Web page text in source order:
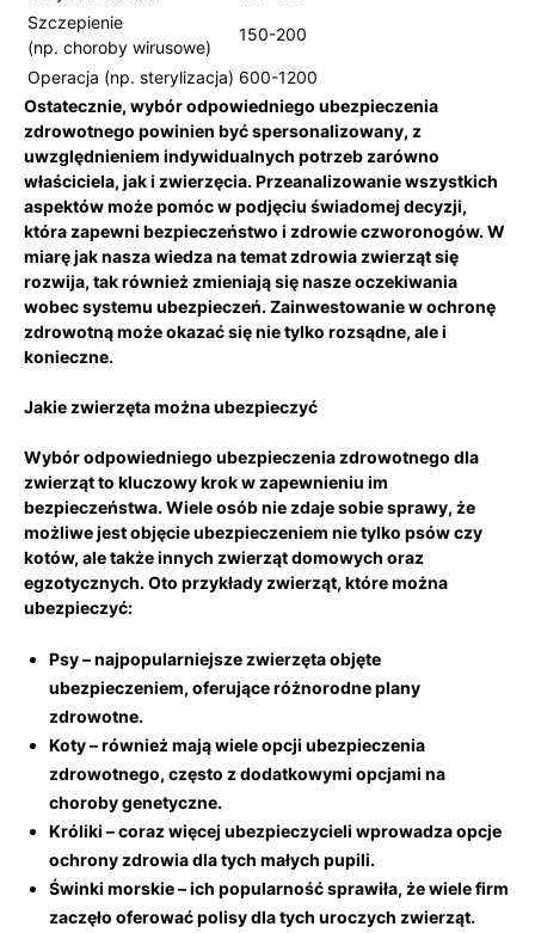
Szczepienie
(np. choroby wirusowe)
150-200
Operacja (np. sterylizacja) 600-1200
Ostatecznie,‍ wybór⁤ odpowiedniego ubezpieczenia
zdrowotnego powinien‌ być spersonalizowany,‌ z
uwzględnieniem indywidualnych potrzeb zarówno
właściciela, jak i zwierzęcia. Przeanalizowanie wszystkich
aspektów może pomóc w⁢ podjęciu świadomej decyzji,
która zapewni‌ bezpieczeństwo i zdrowie czworonogów. W
miarę jak⁤ nasza wiedza na temat ‌zdrowia‌ zwierząt się
⁤rozwija, tak również zmieniają się nasze oczekiwania
wobec systemu ubezpieczeń. Zainwestowanie w⁢ ochronę
zdrowotną może okazać się nie tylko rozsądne, ale i
konieczne.
Jakie zwierzęta można ubezpieczyć
Wybór odpowiedniego ubezpieczenia zdrowotnego dla
zwierząt to kluczowy ⁣krok w zapewnieniu im
bezpieczeństwa. Wiele osób nie zdaje sobie‍ sprawy, że
możliwe jest objęcie ubezpieczeniem⁤ nie ‍tylko psów czy
kotów, ale⁤ także innych zwierząt domowych⁣ oraz
egzotycznych. Oto przykłady‌ zwierząt, które można
ubezpieczyć:
Psy– najpopularniejsze zwierzęta objęte
ubezpieczeniem, oferujące⁣ różnorodne plany
zdrowotne.
Koty– również⁤ mają wiele opcji ubezpieczenia
zdrowotnego, często z dodatkowymi opcjami na
choroby ⁣genetyczne.
Króliki – coraz⁤ więcej ubezpieczycieli wprowadza opcje
ochrony zdrowia dla ‍tych małych pupili.
Świnki morskie– ich popularność sprawiła, że wiele firm
zaczęło oferować polisy dla tych uroczych zwierząt.